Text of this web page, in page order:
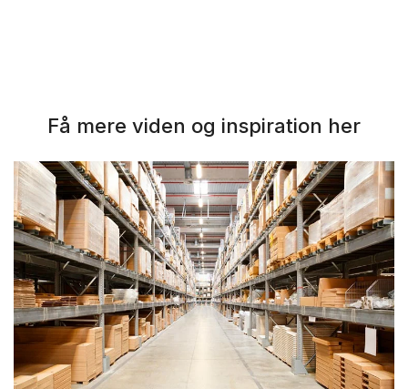
Få mere viden og inspiration her